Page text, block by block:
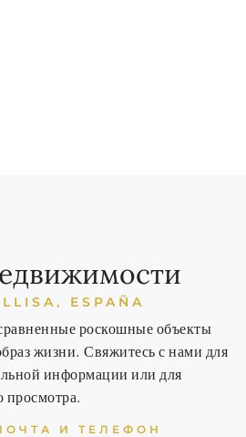
ESPAÑA
роскошные объекты
жизни. Свяжитесь с нами для
информации или для
просмотра.
И ТЕЛЕФОН